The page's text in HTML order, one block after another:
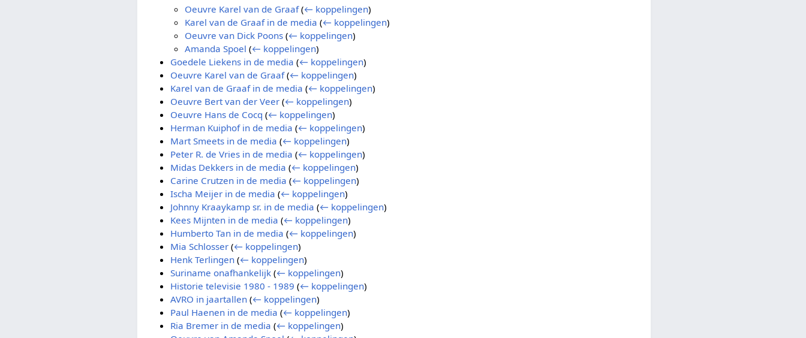
Oeuvre Karel van de Graaf (← koppelingen)
Karel van de Graaf in de media (← koppelingen)
Oeuvre van Dick Poons (← koppelingen)
Amanda Spoel (← koppelingen)
Goedele Liekens in de media (← koppelingen)
Oeuvre Karel van de Graaf (← koppelingen)
Karel van de Graaf in de media (← koppelingen)
Oeuvre Bert van der Veer (← koppelingen)
Oeuvre Hans de Cocq (← koppelingen)
Herman Kuiphof in de media (← koppelingen)
Mart Smeets in de media (← koppelingen)
Peter R. de Vries in de media (← koppelingen)
Midas Dekkers in de media (← koppelingen)
Carine Crutzen in de media (← koppelingen)
Ischa Meijer in de media (← koppelingen)
Johnny Kraaykamp sr. in de media (← koppelingen)
Kees Mijnten in de media (← koppelingen)
Humberto Tan in de media (← koppelingen)
Mia Schlosser (← koppelingen)
Henk Terlingen (← koppelingen)
Suriname onafhankelijk (← koppelingen)
Historie televisie 1980 - 1989 (← koppelingen)
AVRO in jaartallen (← koppelingen)
Paul Haenen in de media (← koppelingen)
Ria Bremer in de media (← koppelingen)